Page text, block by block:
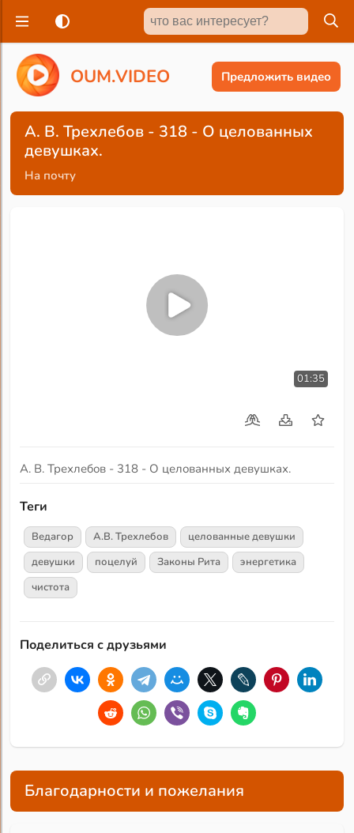
OUM.VIDEO Предложить видео
А. В. Трехлебов - 318 - О целованных
девушках.
На почту
01:35
А. В. Трехлебов - 318 - О целованных девушках.
Теги
Ведагор А.В. Трехлебов
целованные девушки
девушки
поцелуй Законы Рита
энергетика
чистота
Поделиться с друзьями
Благодарности и пожелания